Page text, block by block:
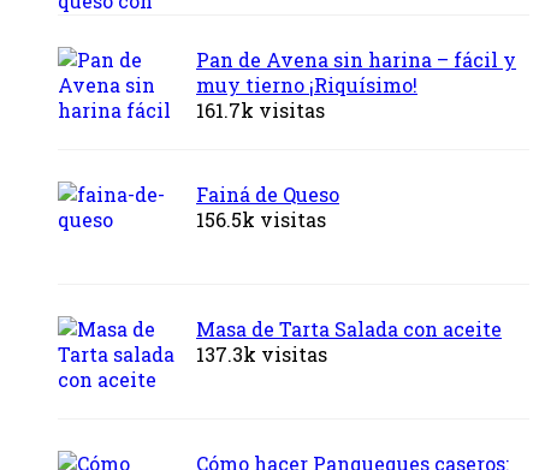
Pan de Avena sin harina – fácil y
muy tierno ¡Riquísimo!
161.7k visitas
Fainá de Queso
156.5k visitas
Masa de Tarta Salada con aceite
137.3k visitas
Cómo hacer Panqueques caseros: